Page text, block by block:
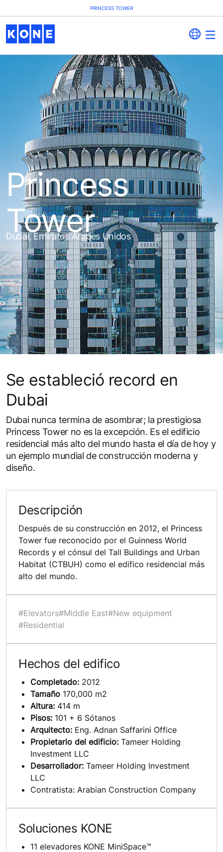
PRINCESS TOWER
Princess
Tower
Dubai, Emiratos Árabes Unidos
Se estableció record en
Dubai
Dubai nunca termina de asombrar; la prestigiosa
Princess Tower no es la excepción. Es el edificio
residencial más alto del mundo hasta el día de hoy y
un ejemplo mundial de construcción moderna y
diseño.
Descripción
Después de su construcción en 2012, el Princess
Tower fue reconocido por el Guinness World
Records y el cónsul del Tall Buildings and Urban
Habitat (CTBUH) como el edifico residencial más
alto del mundo.
#Elevators#Middle East#New equipment
#Residential
Hechos del edifico
Completado: 2012
Tamaño 170,000 m2
Altura: 414 m
Pisos: 101 + 6 Sótanos
Arquitecto: Eng. Adnan Saffarini Office
Propietario del edificio: Tameer Holding
Investment LLC
Desarrollador: Tameer Holding Investment
LLC
Contratista: Arabian Construction Company
Soluciones KONE
11 elevadores KONE MiniSpace™